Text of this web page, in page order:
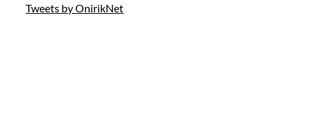
Tweets by OnirikNet